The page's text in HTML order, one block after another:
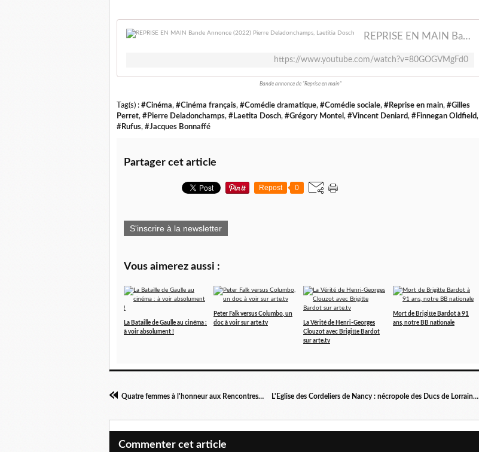
REPRISE EN MAIN Bande Annonce (2022) Pierre Deladonchamps, Laetitia Dosch
https://www.youtube.com/watch?v=80GOGVMgFd0
Bande annonce de "Reprise en main"
Tag(s) : #Cinéma, #Cinéma français, #Comédie dramatique, #Comédie sociale, #Reprise en main, #Gilles
Perret, #Pierre Deladonchamps, #Laetita Dosch, #Grégory Montel , #Vincent Deniard, #Finnegan Oldfield,
#Rufus, #Jacques Bonnaffé
Partager cet article
Repost 0
S'inscrire à la newsletter
Vous aimerez aussi :
La Bataille de Gaulle au cinéma :
à voir absolument !
Peter Falk versus Columbo, un
doc à voir sur arte.tv
La Vérité de Henri-Georges
Clouzot avec Brigitte Bardot
sur arte.tv
Mort de Brigitte Bardot à 91
ans, notre BB nationale
Quatre femmes à l'honneur aux Rencontres de Musique de Mirecourt L'Eglise des Cordeliers de Nancy : nécropole des Ducs de Lorraine, ancêtres des Habsbourg-Lorraine.
Commenter cet article